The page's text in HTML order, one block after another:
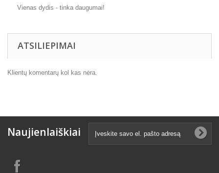
Vienas dydis - tinka daugumai!
ATSILIEPIMAI
Klientų komentarų kol kas nėra.
Naujienlaiškiai